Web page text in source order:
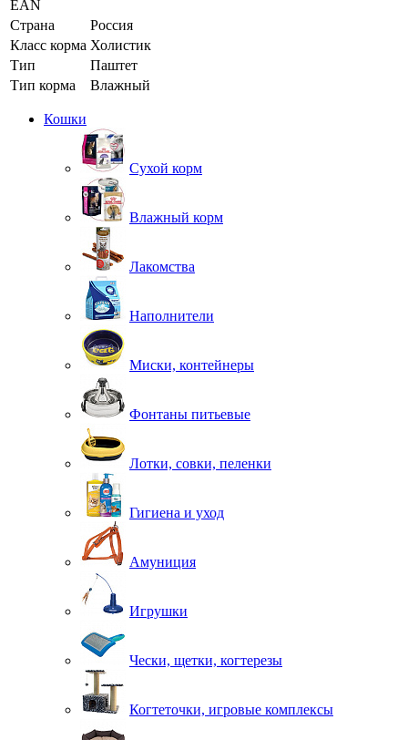
EAN
Страна
Россия
Класс корма Холистик
Тип
Паштет
Тип корма
Влажный
Кошки
Сухой корм
Влажный корм
Лакомства
Наполнители
Миски, контейнеры
Фонтаны питьевые
Лотки, совки, пеленки
Гигиена и уход
Амуниция
Игрушки
Чески, щетки, когтерезы
Когтеточки, игровые комплексы